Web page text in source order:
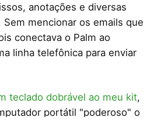
anotações e diversas
mencionar os emails que
conectava o Palm ao
linha telefônica para enviar
teclado dobrável ao meu kit,
portátil "poderoso" o